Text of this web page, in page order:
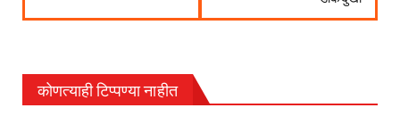
कोणत्याही टिप्पण्‍या नाहीत